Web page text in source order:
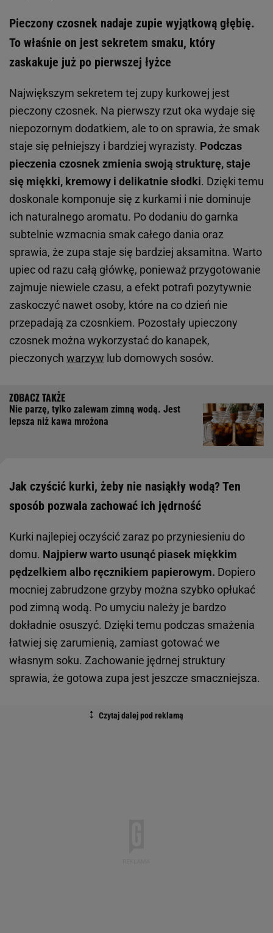
Pieczony czosnek nadaje zupie wyjątkową głębię.
To właśnie on jest sekretem smaku, który
zaskakuje już po pierwszej łyżce
Największym sekretem tej zupy kurkowej jest
pieczony czosnek. Na pierwszy rzut oka wydaje się
niepozornym dodatkiem, ale to on sprawia, że smak
staje się pełniejszy i bardziej wyrazisty. Podczas
pieczenia czosnek zmienia swoją strukturę, staje
się miękki, kremowy i delikatnie słodki. Dzięki temu
doskonale komponuje się z kurkami i nie dominuje
ich naturalnego aromatu. Po dodaniu do garnka
subtelnie wzmacnia smak całego dania oraz
sprawia, że zupa staje się bardziej aksamitna. Warto
upiec od razu całą główkę, ponieważ przygotowanie
zajmuje niewiele czasu, a efekt potrafi pozytywnie
zaskoczyć nawet osoby, które na co dzień nie
przepadają za czosnkiem. Pozostały upieczony
czosnek można wykorzystać do kanapek,
pieczonych warzyw lub domowych sosów.
Nie parzę, tylko zalewam zimną wodą. Jest
lepsza niż kawa mrożona
Jak czyścić kurki, żeby nie nasiąkły wodą? Ten
sposób pozwala zachować ich jędrność
Kurki najlepiej oczyścić zaraz po przyniesieniu do
domu. Najpierw warto usunąć piasek miękkim
pędzelkiem albo ręcznikiem papierowym. Dopiero
mocniej zabrudzone grzyby można szybko opłukać
pod zimną wodą. Po umyciu należy je bardzo
dokładnie osuszyć. Dzięki temu podczas smażenia
łatwiej się zarumienią, zamiast gotować we
własnym soku. Zachowanie jędrnej struktury
sprawia, że gotowa zupa jest jeszcze smaczniejsza.